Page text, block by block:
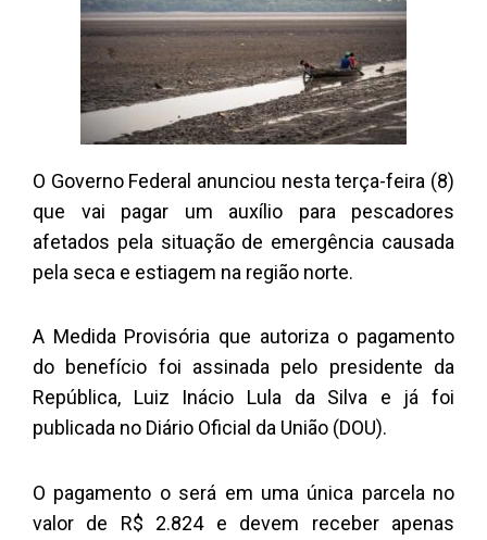
O Governo Federal anunciou nesta terça-feira (8)
que vai pagar um auxílio para pescadores
afetados pela situação de emergência causada
pela seca e estiagem na região norte.
A Medida Provisória que autoriza o pagamento
do benefício foi assinada pelo presidente da
República, Luiz Inácio Lula da Silva e já foi
publicada no Diário Oficial da União (DOU).
O pagamento o será em uma única parcela no
valor de R$ 2.824 e devem receber apenas